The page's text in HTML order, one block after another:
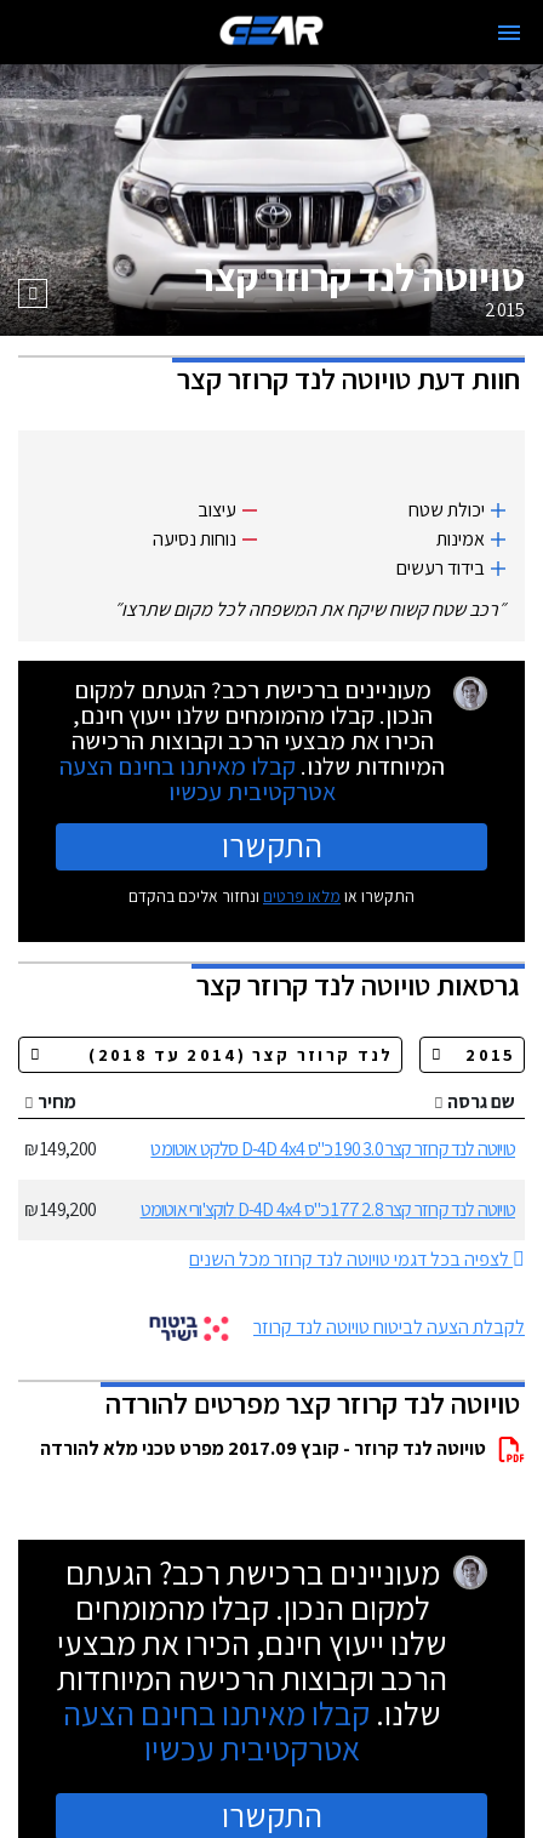
טויוטה לנד קרוזר קצר
2015
חוות דעתטויוטה לנד קרוזר קצר
יכולת שטח
אמינות
בידוד רעשים
עיצוב
נוחות נסיעה
״רכב שטח קשוח שיקח את המשפחה לכל מקום שתרצו״
מעוניינים ברכישת רכב? הגעתם למקום
הנכון. קבלו מהמומחים שלנו ייעוץ חינם,
הכירו את מבצעי הרכב וקבוצות הרכישה
המיוחדות שלנו. קבלו מאיתנו בחינם הצעה
אטרקטיבית עכשיו
התקשרו
התקשרו או מלאו פרטים ונחזור אליכם בהקדם
גרסאותטויוטה לנד קרוזר קצר
שם גרסה
מחיר
טויוטה לנד קרוזר קצר 3.0 190 כ"ס D-4D 4x4 סלקט אוטומט
149,200 ₪
טויוטה לנד קרוזר קצר 2.8 177 כ"ס D-4D 4x4 לוקצ'ורי אוטומט
149,200 ₪
לצפיה בכל דגמי טויוטה לנד קרוזר מכל השנים
לקבלת הצעה לביטוח טויוטה לנד קרוזר
טויוטה לנד קרוזר קצר מפרטים להורדה
טויוטה לנד קרוזר - קובץ 2017.09 מפרט טכני מלא להורדה
מעוניינים ברכישת רכב? הגעתם
למקום הנכון. קבלו מהמומחים
שלנו ייעוץ חינם, הכירו את מבצעי
הרכב וקבוצות הרכישה המיוחדות
שלנו. קבלו מאיתנו בחינם הצעה
אטרקטיבית עכשיו
התקשרו